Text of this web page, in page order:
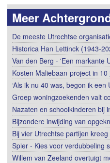
Meer
De meeste Utrechtse
Historica Han Lettinck (1943-
Van den Berg - 'Een markante
Kosten Maliebaan-project in
‘Als ik nu 40 was, begon ik een
Groep woningzoekenden valt
Nazaten en schoolkinderen
Bijzondere inwijding van
Bij vier Utrechtse partijen
Spier - Kies voor verdubbeling
Willem van Zeeland overtuigt